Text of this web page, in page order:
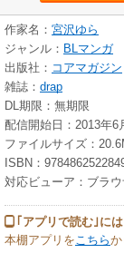
作家名： 宮沢ゆら
ジャンル： BLマンガ
出版社： コアマガジン
雑誌： drap
DL期限：無期限
配信開始日：2013年6
ファイルサイズ：
ISBN：
対応ビューア：ブラ
｢アプリで読む｣に
本棚アプリを こちら